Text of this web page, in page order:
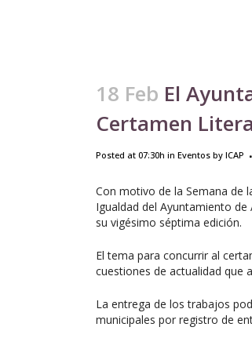
18 Feb El
Certamen
Posted at 07:30h in Eventos by ICAP
Con motivo de la Semana de
Igualdad del Ayuntamiento
su vigésimo séptima edición.
El tema para concurrir al
cuestiones de actualidad que
La entrega de los trabajos
municipales por registro de